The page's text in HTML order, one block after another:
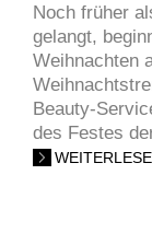
Noch früher
gelangt,
Weihnachten
Beauty-
des Festes